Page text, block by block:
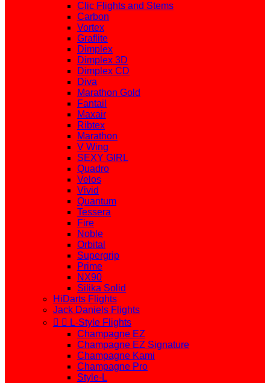
Clic Flights and Stems
Carbon
Vortex
Graflite
Dimplex
Dimplex 3D
Dimplex CD
Diva
Marathon Gold
Fantail
Maxair
Ribtex
Marathon
V Wing
SEXY GIRL
Quadro
Velos
Vivid
Quantum
Tessera
Fire
Noble
Orbital
Supergrip
Prime
NX90
Silika Solid
HiDarts Flights
Jack Daniels Flights
  L-Style Flights
Champagne EZ
Champagne EZ Signature
Champagne Kami
Champagne Pro
Style-L